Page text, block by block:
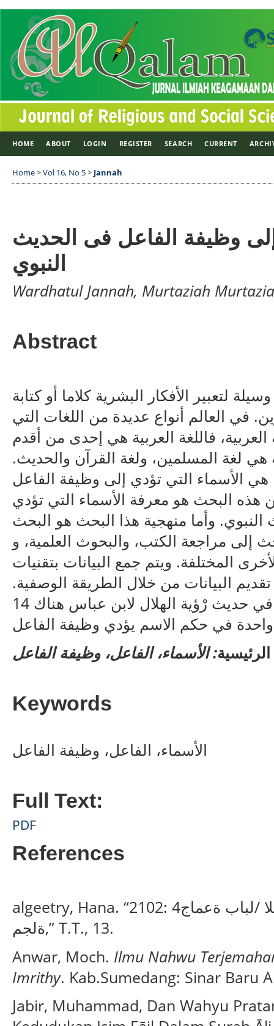
HOME ABOUT LOGIN REGISTER SEARCH CURRENT
Home>Vol 16, No 5> Jannah
وظيفة الفاعل فى الحديث
النبوي
Wardhatul Jannah, Murtaziah
Abstract
لتعبير الأفكار البشرية كلاما أو كتابة
في العالم أنواع عديدة من اللغات التي
فاللغة العربية هي إحدى من أقدم
هي لغة المسلمين، ولغة القرآن والحديث.
الأسماء التي تؤدي إلى وظيفة الفاعل
البحث هو معرفة الأسماء التي تؤدي
وأما منهجية هذا البحث هو البحث
إلى مراجعة الكتب، والبحوث العلمية، و
المختلفة. ويتم جمع البيانات بتقنيات
البيانات من خلال الطريقة الوصفية.
واكتشف هذه البحث نتيجة بأن في حديث رْؤية الهلال لابن عباس هناك 14
: الأسماء، الفاعل،وظيفة الفاعل
Keywords
الأسماء، الفاعل، وظيفة الفاعل
Full Text:
PDF
References
algeetry, Hana. “2102: 4ددعلا /26 دلجملا/ ةيهاسهالا نولعلا /لباب ةعماج
ةلجم,” T.T., 13.
Anwar, Moch. Ilmu Nahwu
Imrithy. Kab.Sumedang: Sinar Baru
Jabir, Muhammad, Dan Wahyu